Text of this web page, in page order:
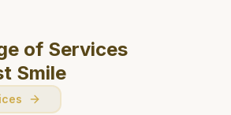
of Services
Smile